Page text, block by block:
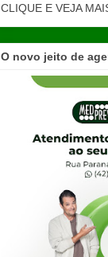
CLIQUE E VEJA
O novo jeito de